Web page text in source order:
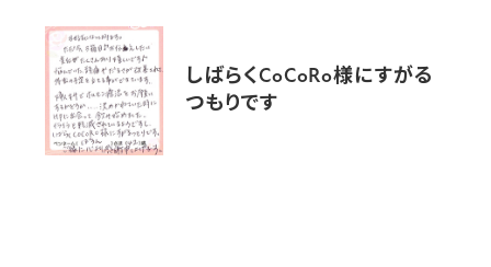
しばらくCoCoRo様にすがる
つもりです